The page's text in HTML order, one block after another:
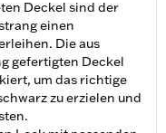
Deckel sind der
einen
Die aus
gefertigten Deckel
um das richtige
zu erzielen und